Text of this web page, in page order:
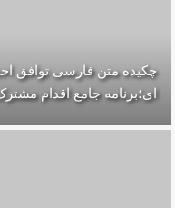
چکیده متن فارسی توافق
ای؛برنامه جامع اقدام مشترک